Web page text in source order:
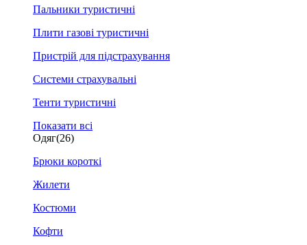
Пальники туристичні
Плити газові туристичні
Пристрій для підстрахування
Системи страхувальні
Тенти туристичні
Показати всі
Одяг(26)
Брюки короткі
Жилети
Костюми
Кофти